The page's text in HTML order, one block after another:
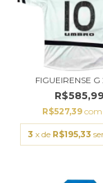
FIGUEIRENSE
R$585,99
R$527,39 com
3 x de R$195,33